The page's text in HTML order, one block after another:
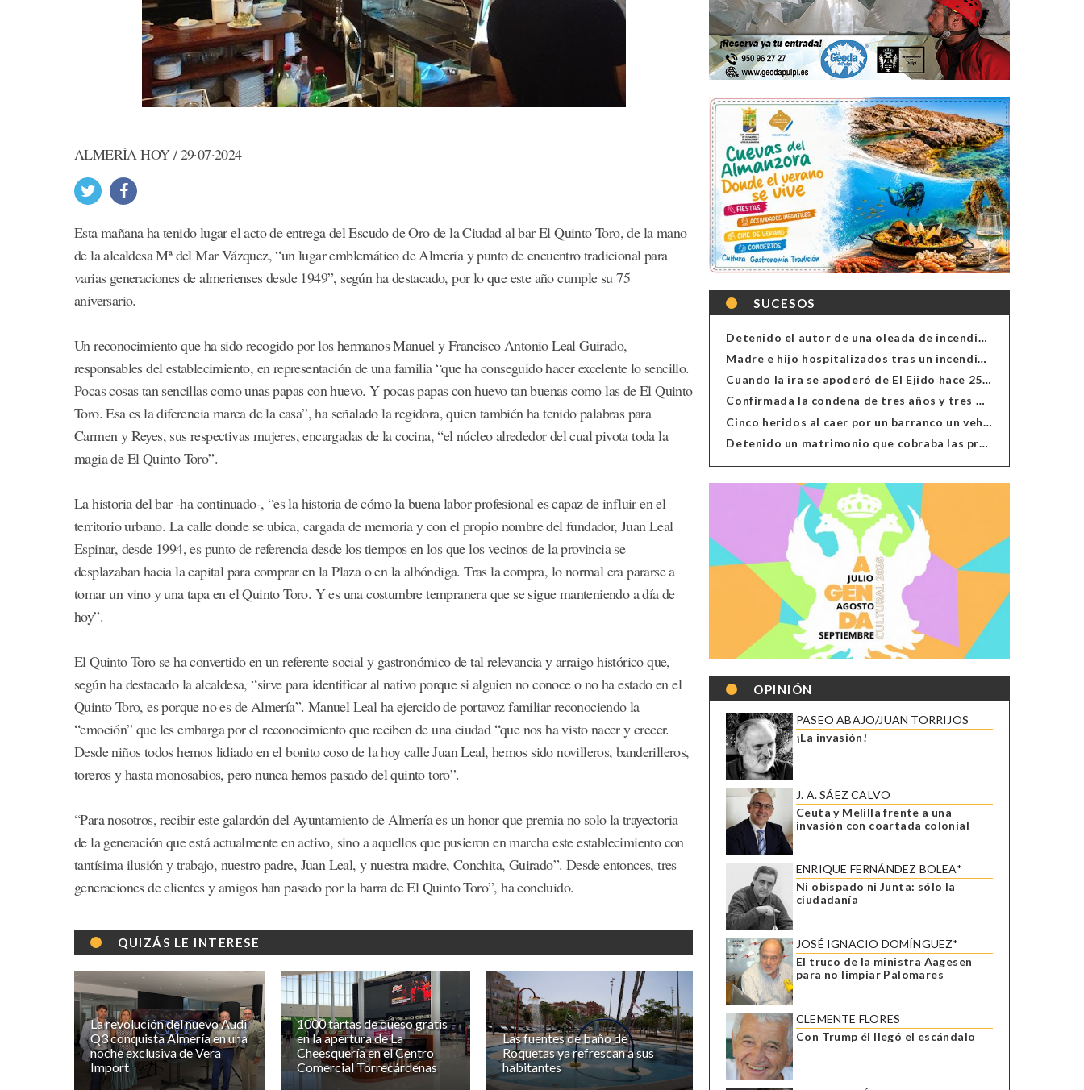
ALMERÍA HOY / 29·07·2024
Esta mañana ha tenido lugar el acto de entrega del Escudo de Oro de la Ciudad al bar El Quinto Toro, de la mano
de la alcaldesa Mª del Mar Vázquez, “un lugar emblemático de Almería y punto de encuentro tradicional para
varias generaciones de almerienses desde 1949”, según ha destacado, por lo que este año cumple su 75
aniversario.
Un reconocimiento que ha sido recogido por los hermanos Manuel y Francisco Antonio Leal Guirado,
responsables del establecimiento, en representación de una familia “que ha conseguido hacer excelente lo sencillo.
Pocas cosas tan sencillas como unas papas con huevo. Y pocas papas con huevo tan buenas como las de El Quinto
Toro. Esa es la diferencia marca de la casa”, ha señalado la regidora, quien también ha tenido palabras para
Carmen y Reyes, sus respectivas mujeres, encargadas de la cocina, “el núcleo alrededor del cual pivota toda la
magia de El Quinto Toro”.
La historia del bar -ha continuado-, “es la historia de cómo la buena labor profesional es capaz de influir en el
territorio urbano. La calle donde se ubica, cargada de memoria y con el propio nombre del fundador, Juan Leal
Espinar, desde 1994, es punto de referencia desde los tiempos en los que los vecinos de la provincia se
desplazaban hacia la capital para comprar en la Plaza o en la alhóndiga. Tras la compra, lo normal era pararse a
tomar un vino y una tapa en el Quinto Toro. Y es una costumbre tempranera que se sigue manteniendo a día de
hoy”.
El Quinto Toro se ha convertido en un referente social y gastronómico de tal relevancia y arraigo histórico que,
según ha destacado la alcaldesa, “sirve para identificar al nativo porque si alguien no conoce o no ha estado en el
Quinto Toro, es porque no es de Almería”. Manuel Leal ha ejercido de portavoz familiar reconociendo la
“emoción” que les embarga por el reconocimiento que reciben de una ciudad “que nos ha visto nacer y crecer.
Desde niños todos hemos lidiado en el bonito coso de la hoy calle Juan Leal, hemos sido novilleros, banderilleros,
toreros y hasta monosabios, pero nunca hemos pasado del quinto toro”.
“Para nosotros, recibir este galardón del Ayuntamiento de Almería es un honor que premia no solo la trayectoria
de la generación que está actualmente en activo, sino a aquellos que pusieron en marcha este establecimiento con
tantísima ilusión y trabajo, nuestro padre, Juan Leal, y nuestra madre, Conchita, Guirado”. Desde entonces, tres
generaciones de clientes y amigos han pasado por la barra de El Quinto Toro”, ha concluido.
QUIZÁS LE INTERESE
La revolución del nuevo Audi
Q3 conquista Almería en una
noche exclusiva de Vera
Import
1000 tartas de queso gratis
en la apertura de La
Cheesquería en el Centro
Comercial Torrecárdenas
Las fuentes de baño de
Roquetas ya refrescan a sus
habitantes
SUCESOS
Detenido el autor de una oleada de incendios de contenedores en Almería
Madre e hijo hospitalizados tras un incendio en la cocina de una vivienda en Almería
Cuando la ira se apoderó de El Ejido hace 25 años
Confirmada la condena de tres años y tres meses al hombre de Antas acusado de xenofobia
Cinco heridos al caer por un barranco un vehículo en Alcolea
Detenido un matrimonio que cobraba las prestaciones de ilegales en Almería, Granada, Málaga, Huelva y Murcia
OPINIÓN
PASEO ABAJO/JUAN TORRIJOS
¡La invasión!
J. A. SÁEZ CALVO
Ceuta y Melilla frente a una
invasión con coartada colonial
ENRIQUE FERNÁNDEZ BOLEA*
Ni obispado ni Junta: sólo la
ciudadanía
JOSÉ IGNACIO DOMÍNGUEZ*
El truco de la ministra Aagesen
para no limpiar Palomares
CLEMENTE FLORES
Con Trump él llegó el escándalo